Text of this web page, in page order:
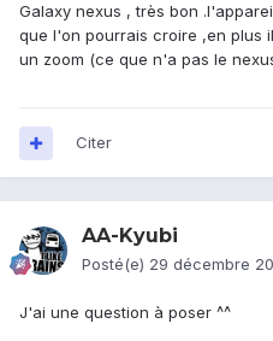
Galaxy nexus , très bon
que l'on pourrais croire ,en plus
un zoom (ce que n'a pas le
Citer
AA-Kyubi
Posté(e) 29 décembre
J'ai une question à poser ^^